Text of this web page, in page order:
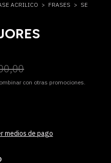
ACRILICO > FRASES > SE
con otras promociones.
medios de pago